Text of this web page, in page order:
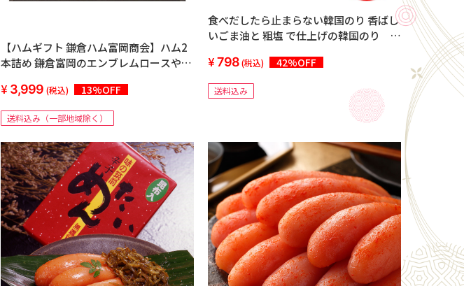
【ハムギフト 鎌倉ハム富岡商会】ハム2
本詰め 鎌倉富岡のエンブレムロースやき
3,999 (税込) 13%OFF
送料込み（一部地域除く）
食べだしたら止まらない韓国のり 香ばし
いごま油と 粗塩 で仕上げの韓国のり 9
798(税込) 42%OFF
送料込み